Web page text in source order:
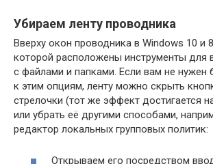
Убираем ленту проводника
Вверху окон проводника в Windows 10 и
которой расположены инструменты для
с файлами и папками. Если вам не нужен
к этим опциям, ленту можно скрыть
стрелочки (тот же эффект достигается
или убрать её другими способами,
редактор локальных групповых политик:
Открываем его посредством